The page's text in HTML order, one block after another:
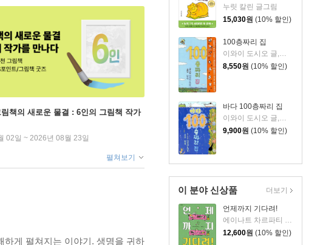
누릿 칼린 글그림
15,030원 (10% 할인)
100층짜리 집
이와이 도시오 글,그림/김숙 역
8,550원 (10% 할인)
바다 100층짜리 집
이와이 도시오 글,그림/김숙 역
9,900원 (10% 할인)
이 분야 신상품
언제까지 기다려!
에이나트 차르파티 글그림/정재원 역
12,600원 (10% 할인)
더보기
책의 새로운 물결 : 6인의 그림책 작가
02일 ~ 2026년 08월 23일
펼쳐보기
게 펼쳐지는 이야기. 생명을 귀하